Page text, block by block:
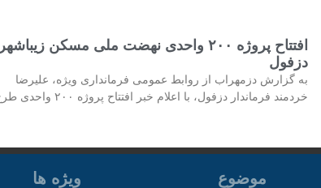
افتتاح پروژه ۲۰۰ واحدی نهضت ملی مسکن
دزفول
به گزارش دزمهراب از روابط عمومی فرمانداری ویژه، علیرضا
خردمند فرماندار دزفول، با اعلام خبر افتتاح پروژه ۲۰۰ واحدی طرح
موضوع ویژه ها